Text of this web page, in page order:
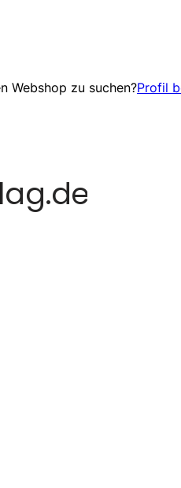
Webshop zu suchen?Profil